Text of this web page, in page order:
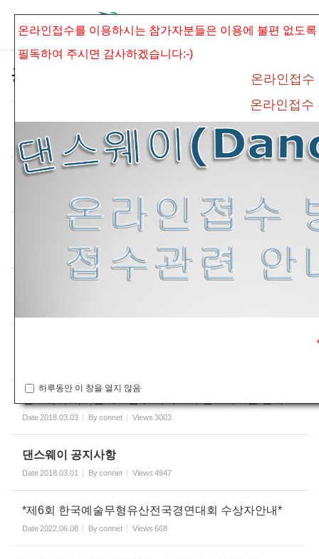
공지사항
*안전교육수료증 제출방법 안내*
Date2024.03.08 admin Views 2448
*온라인 접수방법 및 접수관련 안내 공지*
By Views
*필독* 온라인접수 관련안내 공지
2019.03.01 By 12601
Date2018.03.03 Byconnet Views 3003
댄스웨이 공지사항
Date2018.03.01 Byconnet Views 4947
*제6회 한국예술무형유산전국경연대회 수상자안내*
Date2022.06.08 Byconnet Views 668
온라인접수를 이용하시는 참가자분들은 이용에 불편 없도록
필독하여 주시면 감사하겠습니다:-)
온라인접수
온라인접
하루동안 이 창을 열지 않음
Sketchbook5, 스케치북5
Sketchbook5, 스케치북5